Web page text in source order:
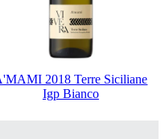
2018 Terre Siciliane
Igp Bianco